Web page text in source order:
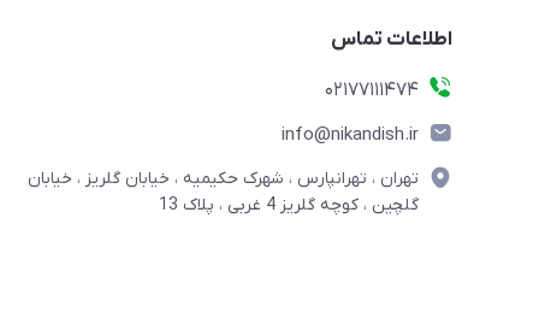
اطلاعات تماس
02177111474
info@nikandish.ir
تهران ، تهرانپارس ، شهرک حکیمیه ، خیابان گلریز ، خیابان
گلچین ، کوچه گلریز 4 غربی ، پلاک 13